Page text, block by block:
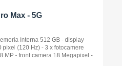
Max - 5G
Interna 512 GB - display
pixel (120 Hz) - 3 x fotocamere
MP - front camera 18 Megapixel -